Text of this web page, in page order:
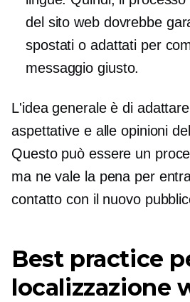
del sito web dovrebbe
spostati o adattati per
messaggio giusto.
L'idea generale è di
aspettative e alle opinioni
Questo può essere un
ma ne vale la pena per
contatto con il nuovo
Best practice
localizzazione